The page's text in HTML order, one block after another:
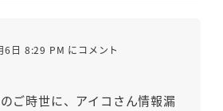
日 8:29 PM にコメント
ご時世に、アイコさん情報漏